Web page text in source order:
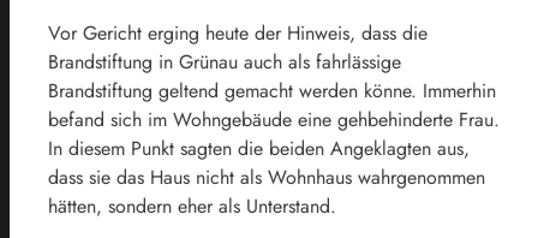
Vor Gericht erging heute der Hinweis, dass die
Brandstiftung in Grünau auch als fahrlässige
Brandstiftung geltend gemacht werden könne. Immerhin
befand sich im Wohngebäude eine gehbehinderte Frau.
In diesem Punkt sagten die beiden Angeklagten aus,
dass sie das Haus nicht als Wohnhaus wahrgenommen
hätten, sondern eher als Unterstand.